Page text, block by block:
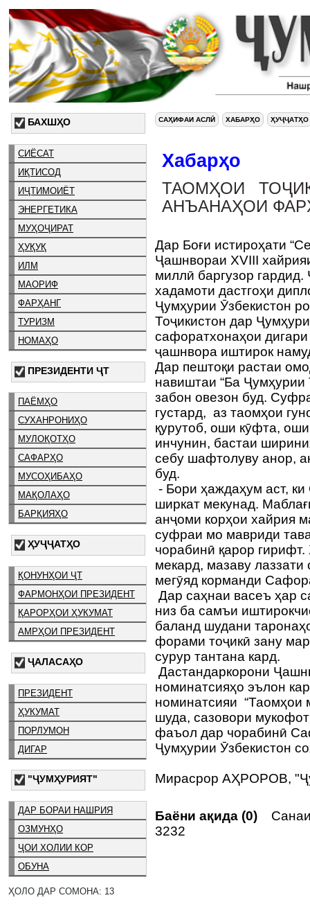
БАХШҲО
СИЁСАТ
ИҚТИСОД
ИҶТИМОИЁТ
ЭНЕРГЕТИКА
МУҲОҶИРАТ
ҲУҚУҚ
ИЛМ
МАОРИФ
ФАРҲАНГ
ТУРИЗМ
НОМАҲО
ПРЕЗИДЕНТИ ҶТ
ПАЁМҲО
СУХАНРОНИҲО
МУЛОҚОТҲО
САФАРҲО
МУСОҲИБАҲО
МАҚОЛАҲО
БАРҚИЯҲО
ҲУҶҶАТҲО
ҚОНУНҲОИ ҶТ
ФАРМОНҲОИ ПРЕЗИДЕНТ
ҚАРОРҲОИ ҲУКУМАТ
АМРҲОИ ПРЕЗИДЕНТ
ҶАЛАСАҲО
ПРЕЗИДЕНТ
ҲУКУМАТ
ПОРЛУМОН
ДИГАР
"ҶУМҲУРИЯТ"
ДАР БОРАИ НАШРИЯ
ОЗМУНҲО
ҶОИ ХОЛИИ КОР
ОБУНА
ҲОЛО ДАР СОМОНА: 13
САҲИФАИ АСЛӢ ХАБАРҲО ҲУҶҶАТҲО
Хабарҳо
ТАОМҲОИ
АНЪАНАҲОИ
Дар Боғи истироҳати
Ҷашнвораи XVIII
миллӣ баргузор
хадамоти дастгоҳи
Ҷумҳурии Ӯзбекистон
Тоҷикистон дар
сафоратхонаҳои
ҷашнвора иштирок
Дар пештоқи растаи
навиштаи “Ба Ҷумҳурии
забон овезон буд.
густард, аз таомҳои
қурутоб, оши кӯфта,
инчунин, бастаи
себу шафтолуву анор,
буд.
- Бори ҳаждаҳум аст,
ширкат мекунад.
анҷоми корҳои хайрия
суфраи мо мавриди
чорабинӣ қарор
мекард, мазаву
мегӯяд корманди
Дар саҳнаи васеъ ҳар
низ ба самъи
баланд шудани
форами тоҷикӣ зану
сурур тантана кард.
Дастандаркорони
номинатсияҳо эълон
номинатсияи “Таомҳои
шуда, сазовори
фаъол дар чорабинӣ
Ҷумҳурии Ӯзбекистон
Мирасрор АҲРОРОВ,
Баёни ақида (0)
3232